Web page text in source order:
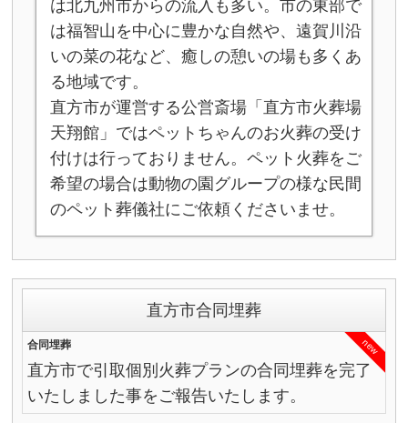
は北九州市からの流入も多い。市の東部で
は福智山を中心に豊かな自然や、遠賀川沿
いの菜の花など、癒しの憩いの場も多くあ
る地域です。
直方市が運営する公営斎場「直方市火葬場
天翔館」ではペットちゃんのお火葬の受け
付けは行っておりません。ペット火葬をご
希望の場合は動物の園グループの様な民間
のペット葬儀社にご依頼くださいませ。
直方市合同埋葬
合同埋葬
直方市で引取個別火葬プランの合同埋葬を完了
いたしました事をご報告いたします。
new